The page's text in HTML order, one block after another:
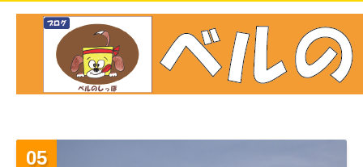
05